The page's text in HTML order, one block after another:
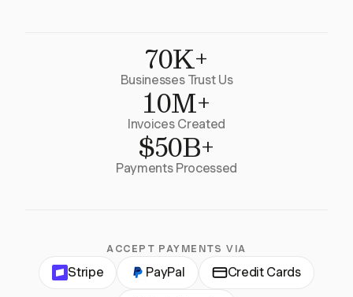
70K+
Businesses Trust Us
10M+
Invoices Created
$50B+
Payments Processed
ACCEPT PAYMENTS VIA
Stripe PayPal Credit Cards